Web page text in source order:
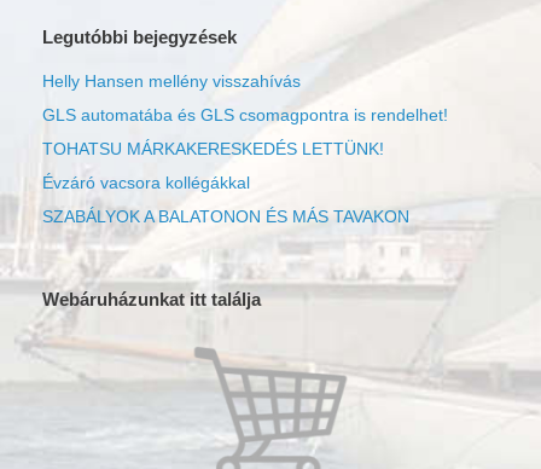
Legutóbbi bejegyzések
Helly Hansen mellény visszahívás
GLS automatába és GLS csomagpontra is rendelhet!
TOHATSU MÁRKAKERESKEDÉS LETTÜNK!
Évzáró vacsora kollégákkal
SZABÁLYOK A BALATONON ÉS MÁS TAVAKON
Webáruházunkat itt találja